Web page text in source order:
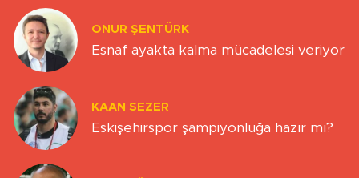
ONUR ŞENTÜRK
Esnaf ayakta kalma mücadelesi veriyor
KAAN SEZER
Eskişehirspor şampiyonluğa hazır mı?